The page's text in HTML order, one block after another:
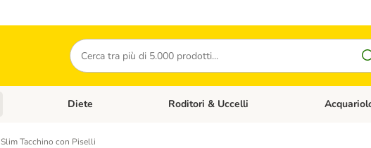
Cerca
Categoria: GattiApri Menù Categoria: Cani
Diete Apri Menù Categoria: Diete
Roditori & Uccelli Apri Menù
Tacchino con Piselli